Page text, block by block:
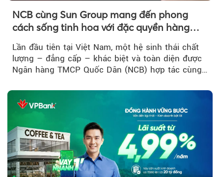
NCB cùng Sun Group mang đến phong
cách sống tinh hoa với đặc quyền hàng
đầu Việt Nam
Lần đầu tiên tại Việt Nam, một hệ sinh thái chất
lượng – đẳng cấp – khác biệt và toàn diện được
Ngân hàng TMCP Quốc Dân (NCB) hợp tác cùng